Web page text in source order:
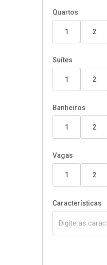
Quartos
1 2
Suítes
1 2
Banheiros
1 2
Vagas
1 2
Características